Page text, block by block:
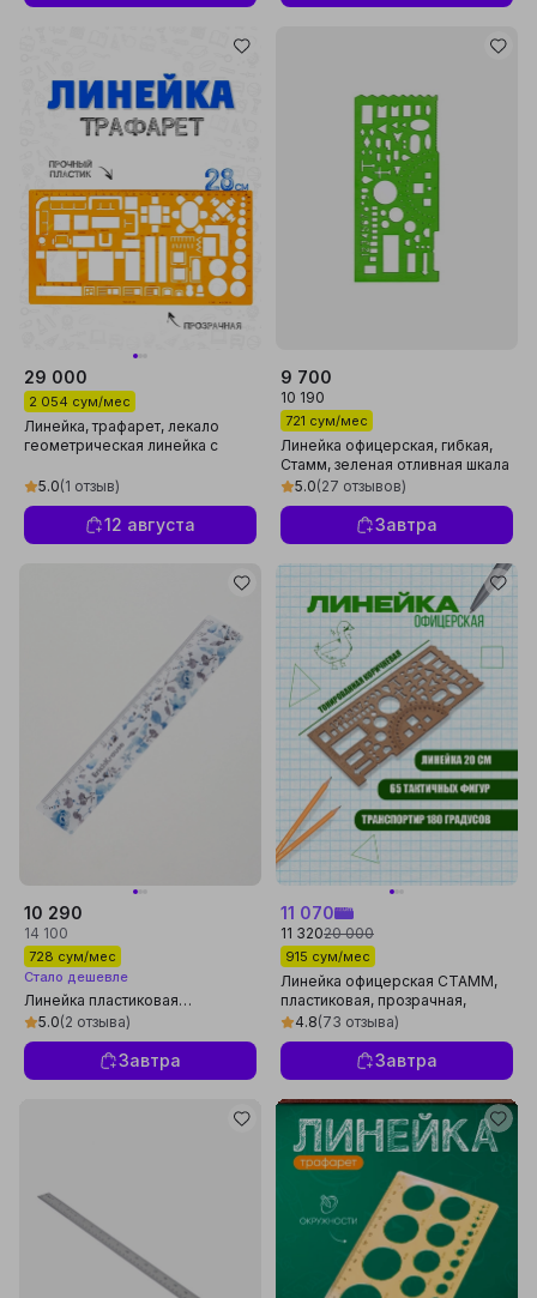
29 000
2 054 сум/мес
Линейка, трафарет, лекало
геометрическая линейка с
рисования лекала
5.0(1 отзыв)
12 августа
9 700
10 190
721 сум/мес
Линейка офицерская, гибкая,
Стамм, зеленая отливная шкала
5.0(27 отзывов)
Завтра
10 290
14 100
728 сум/мес
Стало дешевле
Линейка пластиковая
ErichKrause Frozen Beauty, 15см,
ассорти 55893
5.0(2 отзыва)
Завтра
11 070
11 32020 000
915 сум/мес
Линейка офицерская СТАММ,
пластиковая, прозрачная,
тонированная, коричневая
4.8(73 отзыва)
Завтра